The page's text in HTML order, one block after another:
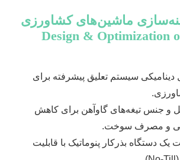
ماشین‌های کشاورزی
(Design & Optimization
سیستم تعلیق پیشرفته برای
و جنس تیغه‌های گاوآهن برای کاهش
و مصرف سوخت.
دستگاه بذرکار پنوماتیک با قابلیت